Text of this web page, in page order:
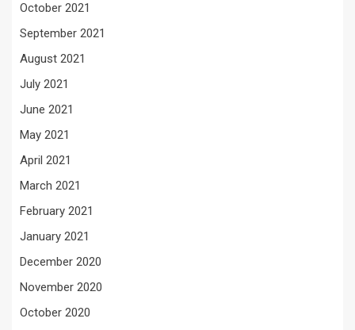
October 2021
September 2021
August 2021
July 2021
June 2021
May 2021
April 2021
March 2021
February 2021
January 2021
December 2020
November 2020
October 2020